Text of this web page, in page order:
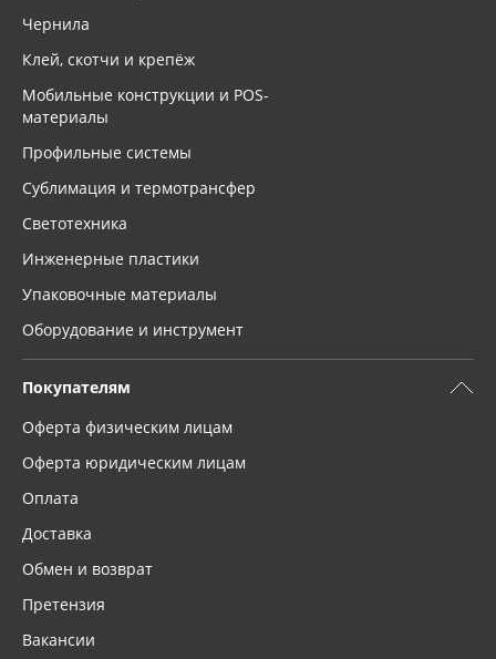
Чернила
Клей, скотчи и крепёж
Мобильные конструкции и POS-
материалы
Профильные системы
Сублимация и термотрансфер
Светотехника
Инженерные пластики
Упаковочные материалы
Оборудование и инструмент
Покупателям
Оферта физическим лицам
Оферта юридическим лицам
Оплата
Доставка
Обмен и возврат
Претензия
Вакансии